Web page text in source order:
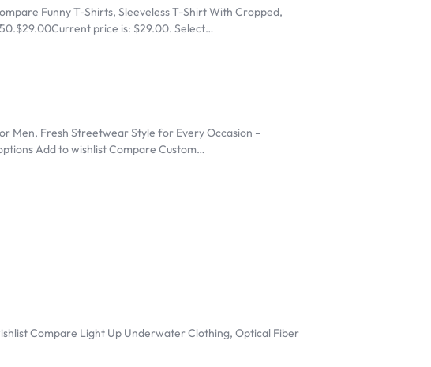
Funny T-Shirts, Sleeveless T-Shirt With Cropped,
price is: $29.00. Select…
Men, Fresh Streetwear Style for Every Occasion –
Add to wishlist Compare Custom…
Compare Light Up Underwater Clothing, Optical Fiber